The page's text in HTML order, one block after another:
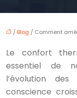
/ Blog / Comment
Le confort
essentiel de
l’évolution
conscience